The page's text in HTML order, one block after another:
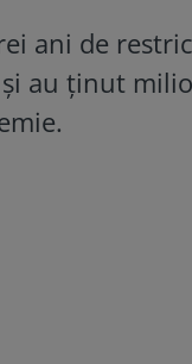
ani de
au ținut